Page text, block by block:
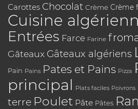
Carottes Chocolat Crème Crème
Cuisine
Entrées Farce Farine
Gâteaux Gâteaux algériens
Pain Pains Pates et Pains Pizza
principal Plats faciles Poivrons
terre Poulet Pâte Pâtes